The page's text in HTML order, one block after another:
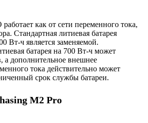
как от сети переменного тока,
Стандартная литиевая батарея
Вт-ч является заменяемой.
батарея на 700 Вт-ч может
а дополнительное внешнее
тока действительно может
срок службы батареи.
M2 Pro